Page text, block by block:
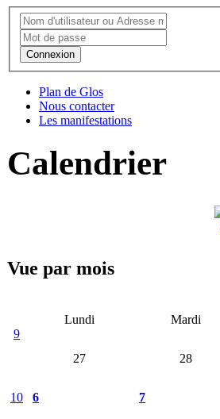
Connexion
Plan de Glos
Nous contacter
Les manifestations
Calendrier
Vue par mois
Lundi Mardi
9
27
28
10 6 7